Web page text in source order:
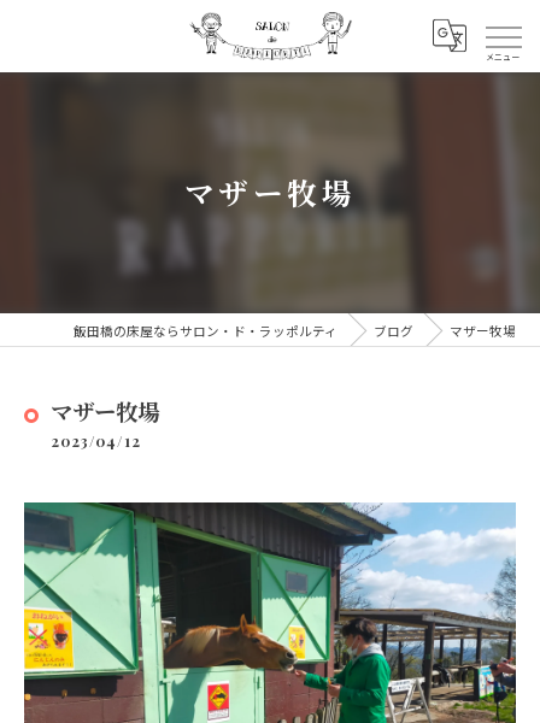
マザー牧場
飯田橋の床屋ならサロン・ド・ラッポルティ ブログ マザー牧場
マザー牧場
2023/04/12